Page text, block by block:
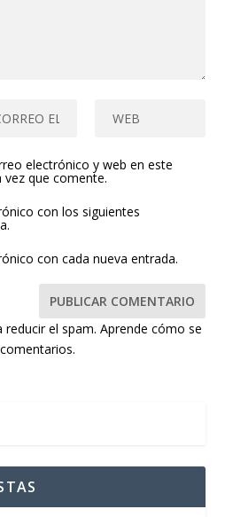
electrónico y web en este
que comente.
con los siguientes
con cada nueva entrada.
reducir el spam.Aprende cómo se